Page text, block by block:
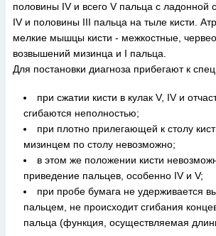
половины IV и всего V пальца с ладонной
IV и половины III пальца на тыле кисти.
мелкие мышцы кисти - межкостные,
возвышений мизинца и I пальца.
Для постановки диагноза прибегают к
при сжатии кисти в кулак V, IV и
сгибаются неполностью;
при плотно прилегающей к столу
мизинцем по столу невозможно;
в этом же положении кисти
приведение пальцев, особенно IV и V;
при пробе бумага не удерживается
пальцем, не происходит сгибания
пальца (функция, осуществляемая